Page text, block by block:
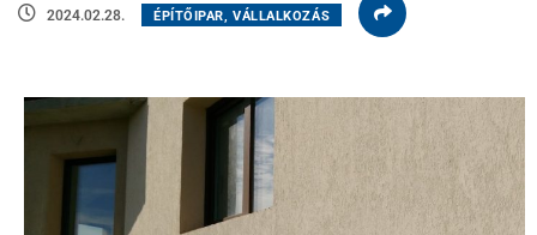
2024.02.28. ÉPÍTŐIPAR, VÁLLALKOZÁS